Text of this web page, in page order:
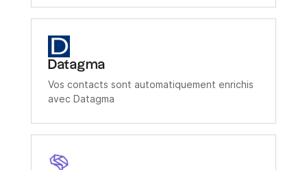
Datagma
Vos contacts sont automatiquement enrichis
avec Datagma